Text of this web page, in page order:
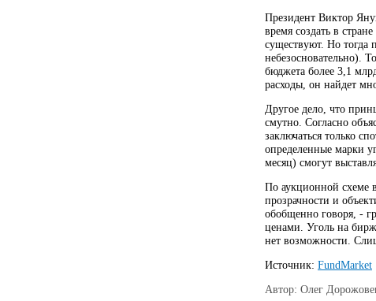
Президент Виктор
время создать в
существуют. Но тогда
небезосновательно).
бюджета более 3,1
расходы, он найдет
Другое дело, что
смутно. Согласно
заключаться только
определенные марки
месяц) смогут
По аукционной схеме
прозрачности и
обобщенно говоря, -
ценами. Уголь на
нет возможности.
Источник: FundMarket
Автор: Олег